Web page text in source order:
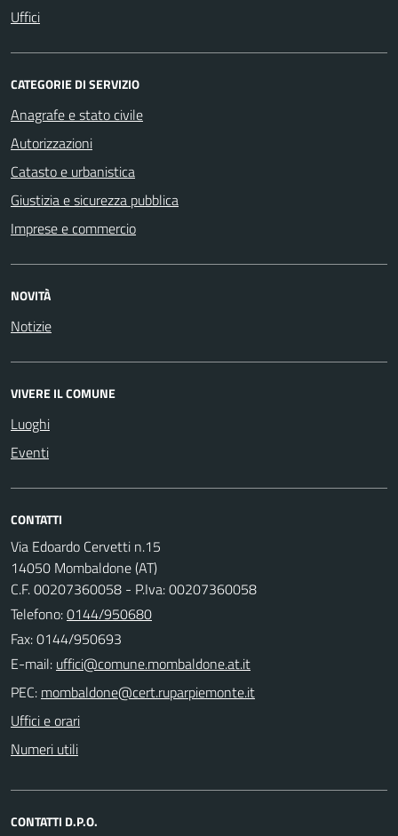
Uffici
CATEGORIE DI SERVIZIO
Anagrafe e stato civile
Autorizzazioni
Catasto e urbanistica
Giustizia e sicurezza pubblica
Imprese e commercio
NOVITÀ
Notizie
VIVERE IL COMUNE
Luoghi
Eventi
CONTATTI
Via Edoardo Cervetti n.15
14050 Mombaldone (AT)
C.F. 00207360058 - P.Iva: 00207360058
Telefono:0144/950680
Fax: 0144/950693
E-mail:
PEC:
Uffici e orari
Numeri utili
CONTATTI D.P.O.